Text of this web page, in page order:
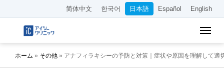
简体中文 한국어 日本語 Español English
ホーム » その他 » アナフィラキシーの予防と対策｜症状や原因を理解して適